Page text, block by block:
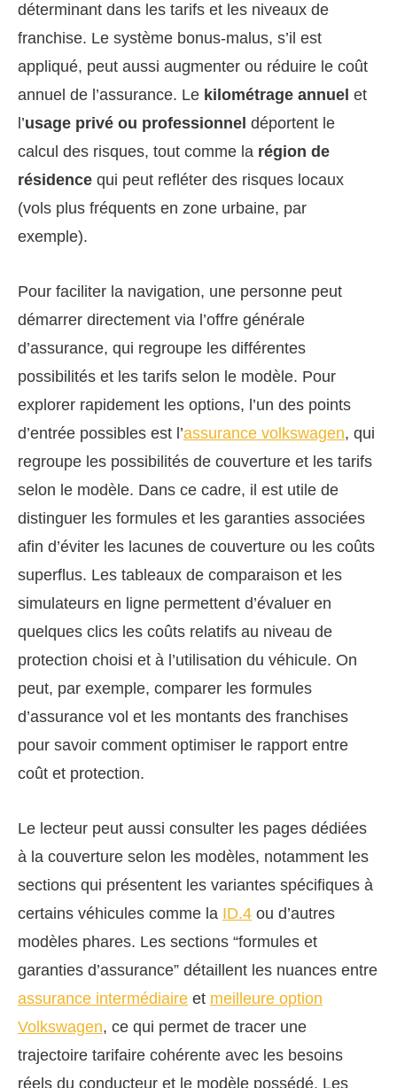
déterminant dans les tarifs et les niveaux de
franchise. Le système bonus-malus, s’il est
appliqué, peut aussi augmenter ou réduire le coût
annuel de l’assurance. Le kilométrage annuel et
l’usage privé ou professionnel déportent le
calcul des risques, tout comme la région de
résidence qui peut refléter des risques locaux
(vols plus fréquents en zone urbaine, par
exemple).
Pour faciliter la navigation, une personne peut
démarrer directement via l’offre générale
d’assurance, qui regroupe les différentes
possibilités et les tarifs selon le modèle. Pour
explorer rapidement les options, l’un des points
d’entrée possibles est l’assurance volkswagen, qui
regroupe les possibilités de couverture et les tarifs
selon le modèle. Dans ce cadre, il est utile de
distinguer les formules et les garanties associées
afin d’éviter les lacunes de couverture ou les coûts
superflus. Les tableaux de comparaison et les
simulateurs en ligne permettent d’évaluer en
quelques clics les coûts relatifs au niveau de
protection choisi et à l’utilisation du véhicule. On
peut, par exemple, comparer les formules
d’assurance vol et les montants des franchises
pour savoir comment optimiser le rapport entre
coût et protection.
Le lecteur peut aussi consulter les pages dédiées
à la couverture selon les modèles, notamment les
sections qui présentent les variantes spécifiques à
certains véhicules comme la ID.4 ou d’autres
modèles phares. Les sections “formules et
garanties d’assurance” détaillent les nuances entre
assurance intermédiaire et meilleure option
Volkswagen, ce qui permet de tracer une
trajectoire tarifaire cohérente avec les besoins
réels du conducteur et le modèle possédé. Les